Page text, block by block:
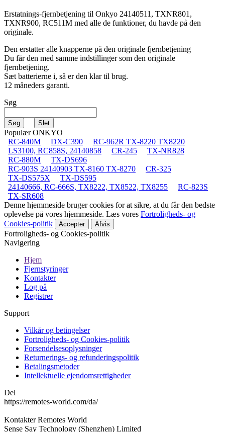
Erstatnings-fjernbetjening til Onkyo 24140511, TXNR801,
TXNR900, RC511M med alle de funktioner, du havde på den
originale.
Den erstatter alle knapperne på den originale fjernbetjening
Du får den med samme indstillinger som den originale
fjernbetjening.
Sæt batterierne i, så er den klar til brug.
12 måneders garanti.
Søg
Populær ONKYO
RC-840M
DX-C390
RC-962R TX-8220 TX8220
LS3100, RC858S, 24140858
CR-245
TX-NR828
RC-880M
TX-DS696
RC-903S 24140903 TX-8160 TX-8270
CR-325
TX-DS575X
TX-DS595
24140666, RC-666S, TX8222, TX8522, TX8255
RC-823S
TX-SR608
Denne hjemmeside bruger cookies for at sikre, at du får den bedste
oplevelse på vores hjemmeside. Læs vores Fortroligheds- og
Cookies-politik
Accepter Afvis
Fortroligheds- og Cookies-politik
Navigering
Hjem
Fjernstyringer
Kontakter
Log på
Registrer
Support
Vilkår og betingelser
Fortroligheds- og Cookies-politik
Forsendelsesoplysninger
Returnerings- og refunderingspolitik
Betalingsmetoder
Intellektuelle ejendomsrettigheder
Del
https://remotes-world.com/da/
Kontakter Remotes World
Sense Say Technology (Shenzhen) Limited